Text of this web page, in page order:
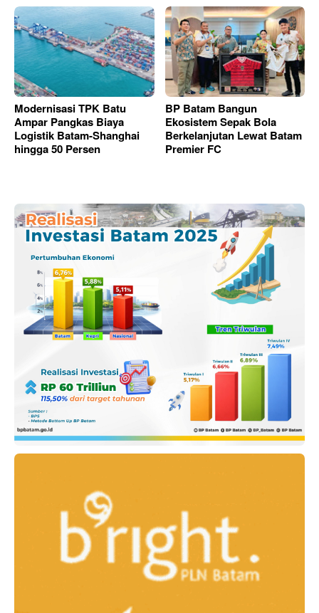
Modernisasi TPK Batu
Ampar Pangkas Biaya
Logistik Batam-Shanghai
hingga 50 Persen
BP Batam Bangun
Ekosistem Sepak Bola
Berkelanjutan Lewat Batam
Premier FC